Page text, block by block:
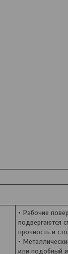
• Рабочие
подвергаются
прочность и
•
или подобный